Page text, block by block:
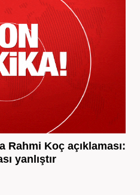
Koç açıklaması:
yanlıştır